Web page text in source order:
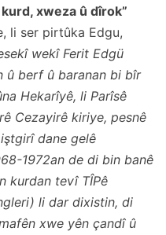
xweza û dîrok”
li ser pirtûka Edgu,
wekî Ferit Edgü
û berf û baranan bi bîr
Hekarîyê, li Parîsê
Cezayirê kiriye, pesnê
dane gelê
1972an de di bin banê
kurdan tevî TÎPê
li dar dixistin, di
xwe yên çandî û